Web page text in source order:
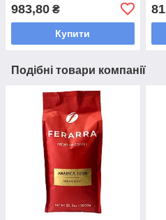
983,80 ₴
Купити
Подібні товари компанії